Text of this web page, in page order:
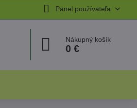
Panel používateľa
Nákupný košík
0 €